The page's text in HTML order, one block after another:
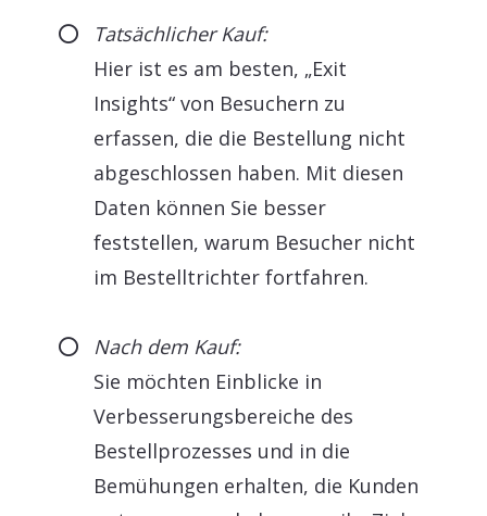
Tatsächlicher Kauf:
Hier ist es am besten, „Exit
Insights“ von Besuchern zu
erfassen, die die Bestellung nicht
abgeschlossen haben. Mit diesen
Daten können Sie besser
feststellen, warum Besucher nicht
im Bestelltrichter fortfahren.
Nach dem Kauf:
Sie möchten Einblicke in
Verbesserungsbereiche des
Bestellprozesses und in die
Bemühungen erhalten, die Kunden